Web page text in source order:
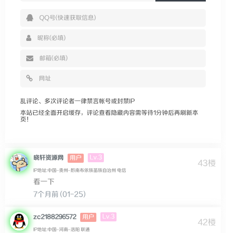
乱评论、多次评论者一律禁言帐号或封禁IP
本站已经全面开启缓存，评论查看隐藏内容需等待1分钟后再刷新本
页！
43楼
晓轩资源网 用户 Lv.3
IP地址:中国–贵州–黔南布依族苗族自治州 电信
看一下
7个月前 (01-25)
42楼
zc2188296572 用户 Lv.3
IP地址:中国–河南–洛阳 联通